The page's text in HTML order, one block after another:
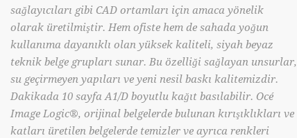
sağlayıcıları gibi CAD ortamları için amaca yönelik
olarak üretilmiştir. Hem ofiste hem de sahada yoğun
kullanıma dayanıklı olan yüksek kaliteli, siyah beyaz
teknik belge grupları sunar. Bu özelliği sağlayan unsurlar,
su geçirmeyen yapıları ve yeni nesil baskı kalitemizdir.
Dakikada 10 sayfa A1/D boyutlu kağıt basılabilir. Océ
Image Logic®, orijinal belgelerde bulunan kırışıklıkları ve
katları üretilen belgelerde temizler ve ayrıca renkleri